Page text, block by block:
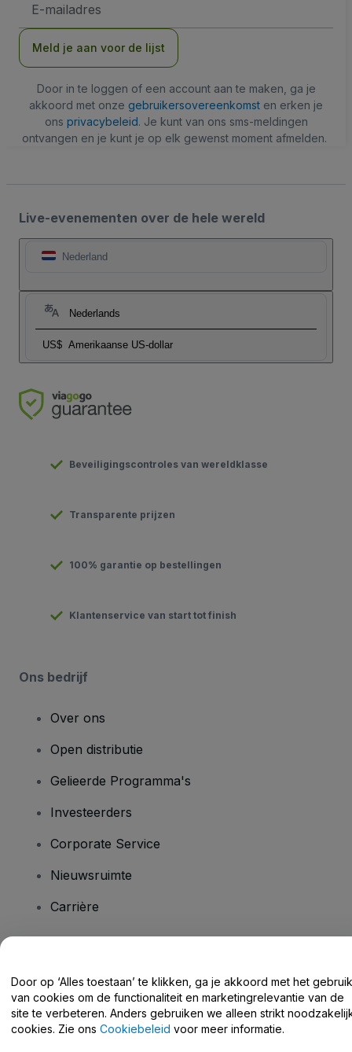
mailadres
Meld je aan voor de lijst
Door in te loggen of een account aan te maken, ga je
akkoord met onze gebruikersovereenkomst en erken je
ons privacybeleid. Je kunt van ons sms-meldingen
ontvangen en je kunt je op elk gewenst moment afmelden.
Live-evenementen over de hele wereld
Nederland
Nederlands
US$ Amerikaanse US-dollar
Beveiligingscontroles van wereldklasse
Transparente prijzen
100% garantie op bestellingen
Klantenservice van start tot finish
Ons bedrijf
Over ons
Open distributie
Gelieerde Programma's
Investeerders
Corporate Service
Nieuwsruimte
Carrière
Helpcentrum / Neem Contact Met Ons Op
Door op ‘Alles toestaan’ te klikken, ga je akkoord met het gebruik
van cookies om de functionaliteit en marketingrelevantie van de
site te verbeteren. Anders gebruiken we alleen strikt
cookies. Zie ons Cookiebeleid voor meer informatie.